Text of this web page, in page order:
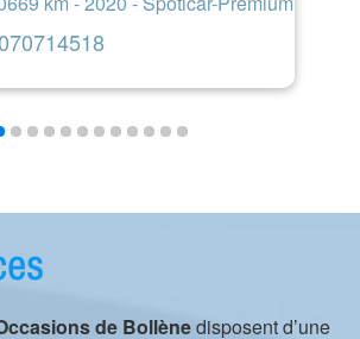
de Bollènedisposent d’une